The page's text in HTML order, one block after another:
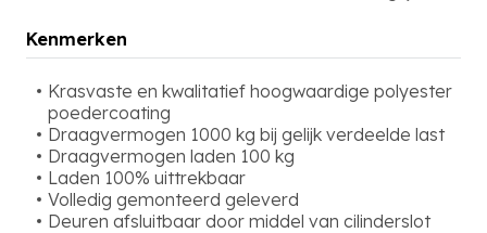
Kenmerken
Krasvaste en kwalitatief hoogwaardige polyester
poedercoating
Draagvermogen 1000 kg bij gelijk verdeelde last
Draagvermogen laden 100 kg
Laden 100% uittrekbaar
Volledig gemonteerd geleverd
Deuren afsluitbaar door middel van cilinderslot